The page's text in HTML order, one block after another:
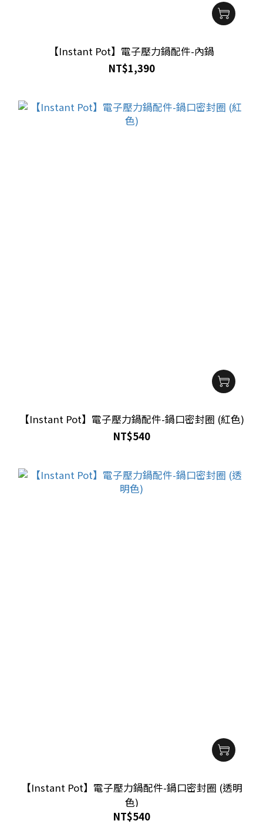
【Instant Pot】電子壓力鍋配件-內鍋
NT$1,390
【Instant Pot】電子壓力鍋配件-鍋口密封圈 (紅色)
NT$540
【Instant Pot】電子壓力鍋配件-鍋口密封圈 (透明
色)
NT$540